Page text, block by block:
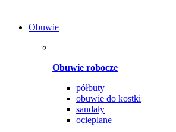
Obuwie
Obuwie robocze
półbuty
obuwie do kostki
sandały
ocieplane